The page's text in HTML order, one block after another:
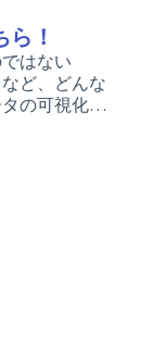
！
はない
ど、どんな
の可視化に
いたしま